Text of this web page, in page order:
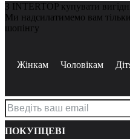
З INTERTOP купувати
Ми надсилатимемо вам
шопінгу
Жінкам Чоловікам
ПОКУПЦЕВІ